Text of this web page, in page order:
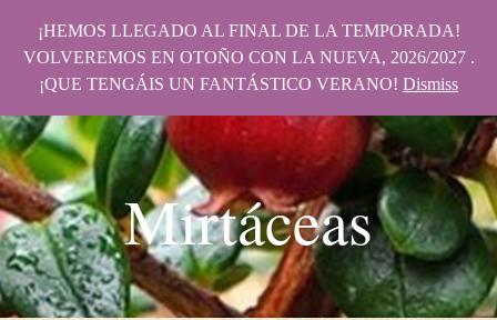
Mirtáceas
¡HEMOS LLEGADO AL FINAL DE LA TEMPORADA!
VOLVEREMOS EN OTOÑO CON LA NUEVA, 2026/2027 .
¡QUE TENGÁIS UN FANTÁSTICO VERANO! Dismiss